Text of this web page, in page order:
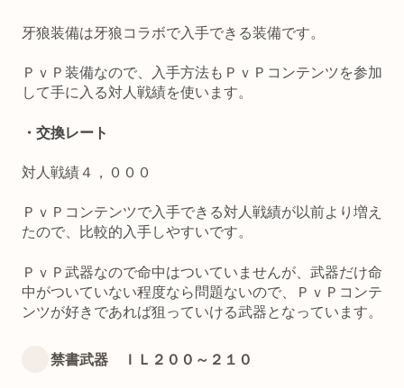
牙狼装備は牙狼コラボで入手できる装備です。
ＰｖＰ装備なので、入手方法もＰｖＰコンテンツを参加
して手に入る対人戦績を使います。
・交換レート
対人戦績４，０００
ＰｖＰコンテンツで入手できる対人戦績が以前より増え
たので、比較的入手しやすいです。
ＰｖＰ武器なので命中はついていませんが、武器だけ命
中がついていない程度なら問題ないので、ＰｖＰコンテ
ンツが好きであれば狙っていける武器となっています。
禁書武器 ＩＬ２００～２１０